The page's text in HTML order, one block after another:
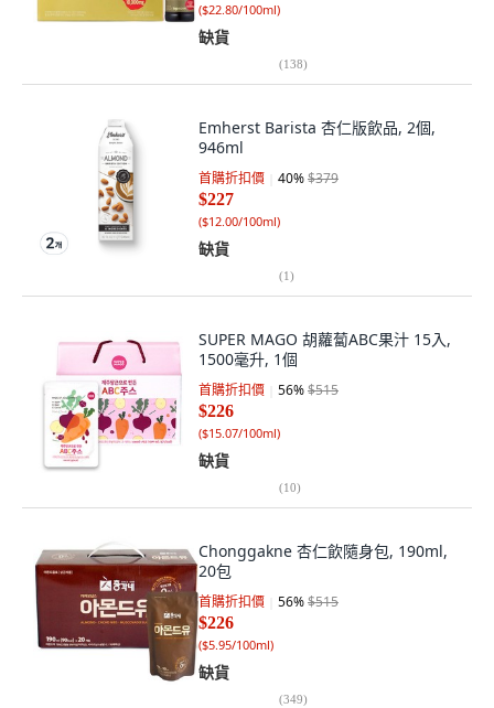
($22.80/100ml)
缺貨
(138)
Emherst Barista 杏仁版飲品, 2個,
946ml
首購折扣價 40%$379
$227
($12.00/100ml)
缺貨
(1)
SUPER MAGO 胡蘿蔔ABC果汁 15入,
1500毫升, 1個
首購折扣價 56%$515
$226
($15.07/100ml)
缺貨
(10)
Chonggakne 杏仁飲隨身包, 190ml,
20包
首購折扣價 56%$515
$226
($5.95/100ml)
缺貨
(349)